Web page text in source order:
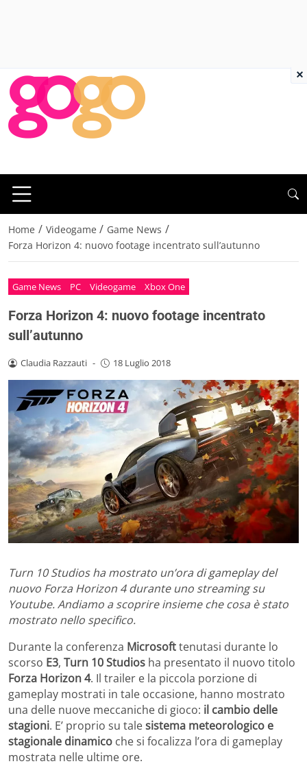
Home / Videogame / Game News /
Forza Horizon 4: nuovo footage incentrato sull’autunno
Game News PC Videogame Xbox One
Forza Horizon 4: nuovo footage incentrato
sull’autunno
Claudia Razzauti - 18 Luglio 2018
Turn 10 Studios ha mostrato un’ora di gameplay del
nuovo Forza Horizon 4 durante uno streaming su
Youtube. Andiamo a scoprire insieme che cosa è stato
mostrato nello specifico.
Durante la conferenza Microsofttenutasi durante lo
scorso E3, Turn 10 Studios ha presentato il nuovo titolo
Forza Horizon 4. Il trailer e la piccola porzione di
gameplay mostrati in tale occasione, hanno mostrato
una delle nuove meccaniche di gioco: il cambio delle
stagioni. E’ proprio su talesistema meteorologico e
stagionale dinamico che si focalizza l’ora di gameplay
mostrata nelle ultime ore.
×